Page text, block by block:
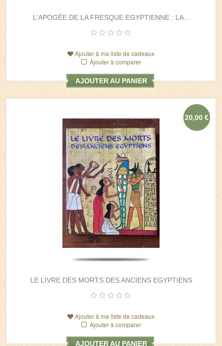
L'APOGÉE DE LA FRESQUE EGYPTIENNE : LA...
Ajouter à ma liste de cadeaux
Ajouter à comparer
AJOUTER AU PANIER
LE LIVRE DES MORTS DES ANCIENS EGYPTIENS
20,00 €
Ajouter à ma liste de cadeaux
Ajouter à comparer
AJOUTER AU PANIER